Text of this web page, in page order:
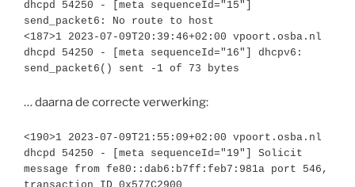
dhcpd 54250 - [meta sequenceId="15"]
send_packet6: No route to host
<187>1 2023-07-09T20:39:46+02:00 vpoort.osba.nl
dhcpd 54250 - [meta sequenceId="16"] dhcpv6:
send_packet6() sent -1 of 73 bytes
… daarna de correcte verwerking:
<190>1 2023-07-09T21:55:09+02:00 vpoort.osba.nl
dhcpd 54250 - [meta sequenceId="19"] Solicit
message from fe80::dab6:b7ff:feb7:981a port 546,